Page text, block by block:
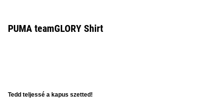
PUMA teamGLORY Shirt
Tedd teljessé a kapus szetted!